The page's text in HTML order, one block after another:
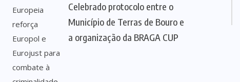
Celebrado protocolo entre o
Município de Terras de Bouro e
a organização da BRAGA CUP